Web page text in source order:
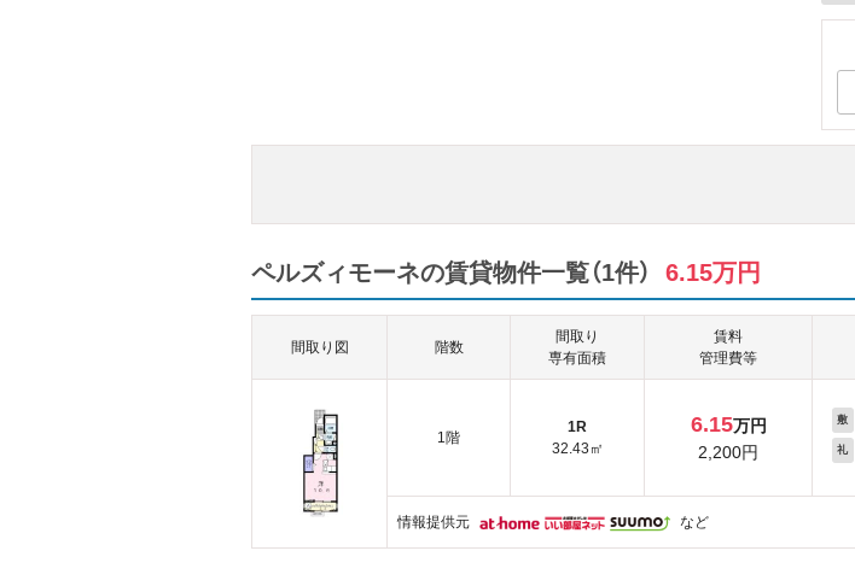
ペルズィモーネの賃貸物件一覧（1件） 6.15万円
間取り図 階数
間取り
専有面積
賃料
管理費等
1階
1R
32.43㎡
6.15万円
2,200円
敷
礼
情報提供元 など